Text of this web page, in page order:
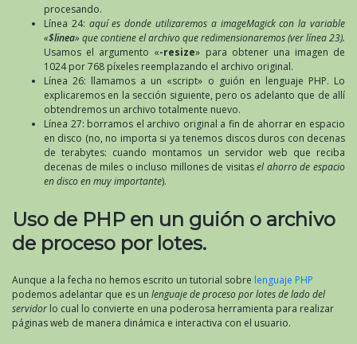
procesando.
Línea 24: aquí es donde utilizaremos a imageMagick con la variable
«$linea» que contiene el archivo que redimensionaremos (ver línea 23).
Usamos el argumento «-resize» para obtener una imagen de
1024 por 768 píxeles reemplazando el archivo original.
Línea 26: llamamos a un «script» o guión en lenguaje PHP. Lo
explicaremos en la sección siguiente, pero os adelanto que de allí
obtendremos un archivo totalmente nuevo.
Línea 27: borramos el archivo original a fin de ahorrar en espacio
en disco (no, no importa si ya tenemos discos duros con decenas
de terabytes: cuando montamos un servidor web que reciba
decenas de miles o incluso millones de visitasel ahorro de espacio
en disco en muy importante).
Uso de PHP en un guión o archivo
de proceso por lotes.
Aunque a la fecha no hemos escrito un tutorial sobre lenguaje PHP
podemos adelantar que es un lenguaje de proceso por lotes de lado del
servidor lo cual lo convierte en una poderosa herramienta para realizar
páginas web de manera dinámica e interactiva con el usuario.